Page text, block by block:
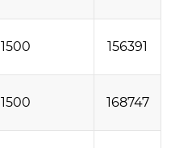
1500 156391
1500 168747